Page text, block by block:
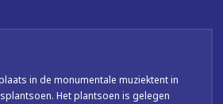
in de monumentale muziektent in
Het plantsoen is gelegen